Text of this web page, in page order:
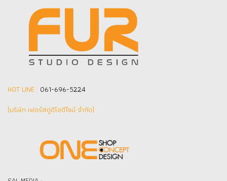
HOT LINE : 061-696-5224
(บริษัท เฟอร์สตูดิโอดีไซน์ จำกัด]